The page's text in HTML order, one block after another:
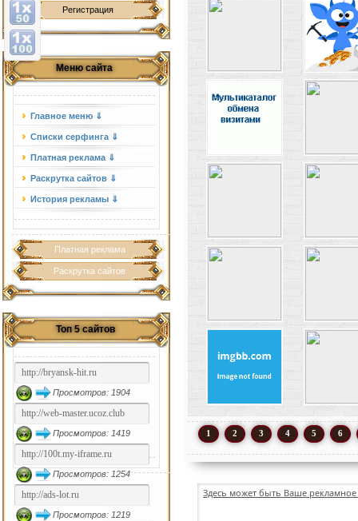
Регистрация
Меню сайта
Главное меню ⇓
Списки серфинга ⇓
Платная реклама ⇓
Раскрутка сайтов ⇓
История рекламы ⇓
Платная реклама
Раскрутка сайтов
Топ 5 сайтов
Просмотров: 1904
Просмотров: 1419
Просмотров: 1254
Просмотров: 1219
1 2 3 4 5 6
Здесь может быть Ваше